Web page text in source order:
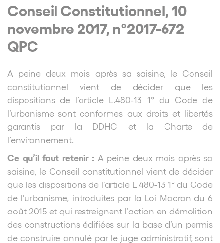
Conseil Constitutionnel, 10
novembre 2017, n°2017-672
QPC
A peine deux mois après sa saisine, le Conseil
constitutionnel vient de décider que les
dispositions de l’article L.480-13 1° du Code de
l’urbanisme sont conformes aux droits et libertés
garantis par la DDHC et la Charte de
l’environnement.
Ce qu’il faut retenir : A peine deux mois après sa
saisine, le Conseil constitutionnel vient de décider
que les dispositions de l’article L.480-13 1° du Code
de l’urbanisme, introduites par la Loi Macron du 6
août 2015 et qui restreignent l’action en démolition
des constructions édifiées sur la base d’un permis
de construire annulé par le juge administratif, sont